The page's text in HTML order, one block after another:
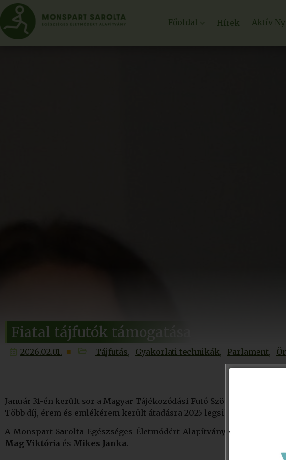
Főoldal Hírek Aktív
Fiatal tájfutók támogatása
2026.02.01. Tájfutás Gyakorlati technikák Parlament
Január 31-én került sor a Magyar Tájékozódási Futó Szövetség 2025.
Több díj, érem és emlékérem került átadásra 2025 legsikeresebb
A Monspart Sarolta Egészséges Életmódért Alapítványtól fejenként
Mag Viktória és Mikes Janka.